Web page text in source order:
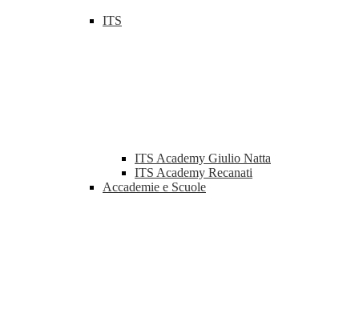
ITS
ITS Academy Giulio Natta
ITS Academy Recanati
Accademie e Scuole